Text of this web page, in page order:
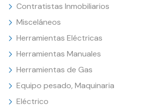
Contratistas Inmobiliarios
Misceláneos
Herramientas Eléctricas
Herramientas Manuales
Herramientas de Gas
Equipo pesado, Maquinaria
Eléctrico